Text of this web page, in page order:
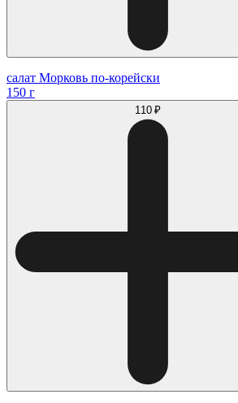
салат Морковь по-корейски
150 г
110 ₽